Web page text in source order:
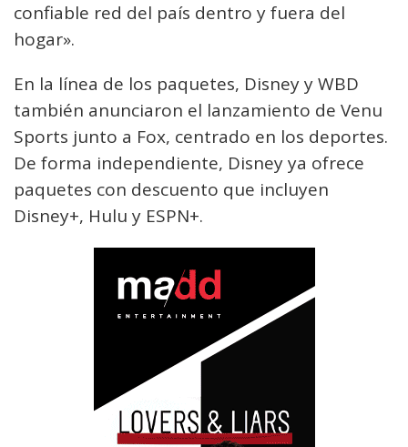
confiable red del país dentro y fuera del
hogar».
En la línea de los paquetes, Disney y WBD
también anunciaron el lanzamiento de Venu
Sports junto a Fox, centrado en los deportes.
De forma independiente, Disney ya ofrece
paquetes con descuento que incluyen
Disney+, Hulu y ESPN+.